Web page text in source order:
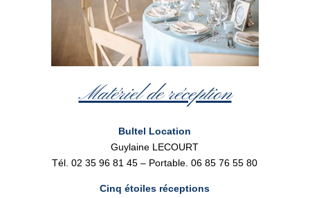
Matériel de réception
Bultel Location
Guylaine LECOURT
Tél. 02 35 96 81 45 – Portable. 06 85 76 55 80
Cinq étoiles réceptions